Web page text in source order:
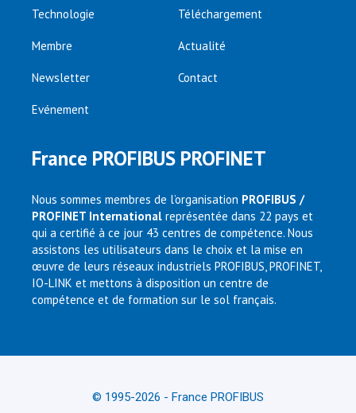
Technologie Téléchargement
Membre Actualité
Newsletter Contact
Evénement
France PROFIBUS PROFINET
Nous sommes membres de l’organisation PROFIBUS /
PROFINET International représentée dans 22 pays et
qui a certifié à ce jour 43 centres de compétence. Nous
assistons les utilisateurs dans le choix et la mise en
œuvre de leurs réseaux industriels PROFIBUS, PROFINET,
IO-LINK et mettons à disposition un centre de
compétence et de formation sur le sol français.
© 1995-2026 - France PROFIBUS